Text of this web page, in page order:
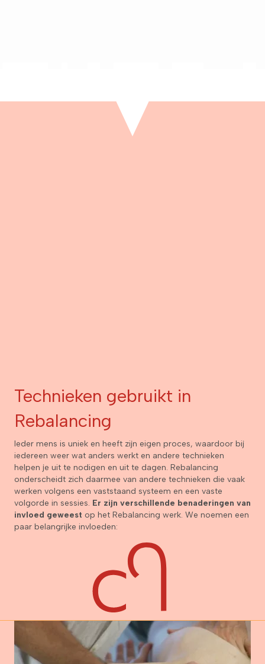
Technieken gebruikt in
Rebalancing
Ieder mens is uniek en heeft zijn eigen proces, waardoor bij
iedereen weer wat anders werkt en andere technieken
helpen je uit te nodigen en uit te dagen. Rebalancing
onderscheidt zich daarmee van andere technieken die vaak
werken volgens een vaststaand systeem en een vaste
volgorde in sessies. Er zijn verschillende benaderingen van
invloed geweest op het Rebalancing werk. We noemen een
paar belangrijke invloeden: